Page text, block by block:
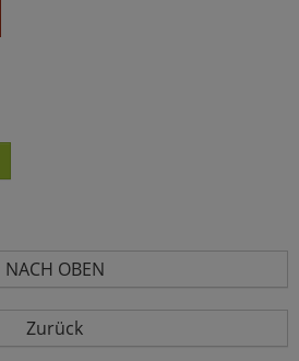
NACH OBEN
Zurück